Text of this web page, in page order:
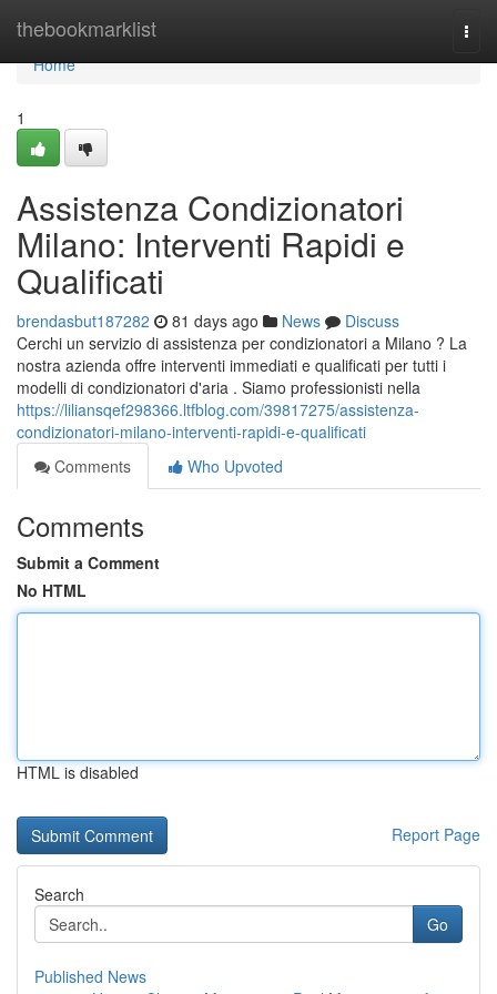
thebookmarklist
Home
Home
1
Assistenza Condizionatori
Milano: Interventi Rapidi e
Qualificati
brendasbut187282 81 days ago News
Discuss
Cerchi un servizio di assistenza per condizionatori a Milano ? La
nostra azienda offre interventi immediati e qualificati per tutti i
modelli di condizionatori d'aria . Siamo professionisti nella
https://liliansqef298366.ltfblog.com/39817275/assistenza-
condizionatori-milano-interventi-rapidi-e-qualificati
Comments
Who Upvoted
Comments
Submit a Comment
No HTML
HTML is disabled
Report Page
Search
Go
Published News